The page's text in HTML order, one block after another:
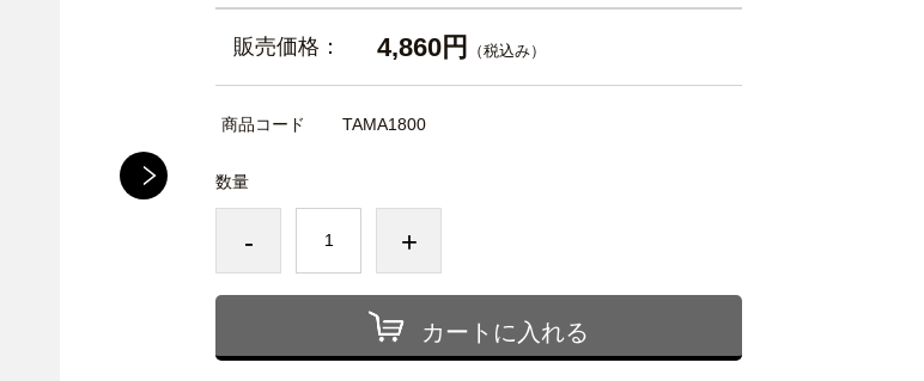
販売価格： 4,860円 （税込み）
商品コード TAMA1800
数量
- +
カートに入れる